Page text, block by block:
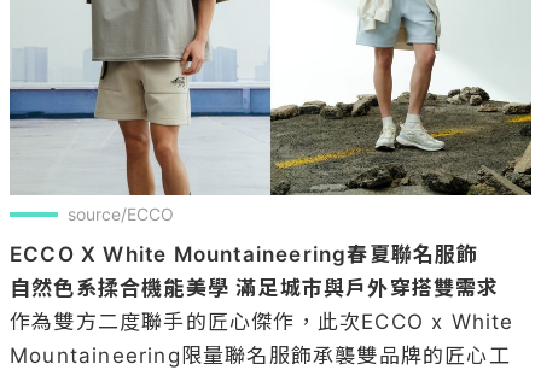
source/ECCO
ECCO X White Mountaineering春夏聯名服飾
自然色系揉合機能美學 滿足城市與戶外穿搭雙需求
作為雙方二度聯手的匠心傑作，此次ECCO x White
Mountaineering限量聯名服飾承襲雙品牌的匠心工